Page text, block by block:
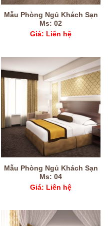
Mẫu Phòng Ngủ Khách Sạn
Ms: 02
Giá: Liên hệ
Mẫu Phòng Ngủ Khách Sạn
Ms: 04
Giá: Liên hệ